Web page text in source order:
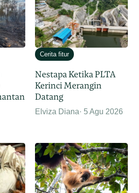
Cerita fitur
Nestapa Ketika PLTA
Kerinci Merangin
Datang
Elviza Diana 5 Agu 2026